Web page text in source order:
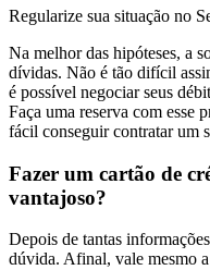
Regularize sua situação no
Na melhor das hipóteses, a
dívidas. Não é tão difícil
é possível negociar seus
Faça uma reserva com esse
fácil conseguir contratar um
Fazer um cartão de
vantajoso?
Depois de tantas
dúvida. Afinal, vale mesmo